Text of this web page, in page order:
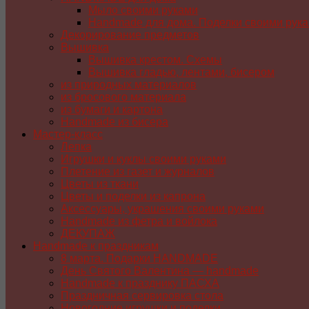
Мыло своими руками
Handmade для дома. Поделки своими
Декорирование предметов
Вышивка
Вышивка крестом. Схемы
Вышивка гладью, лентами, бисером
из природных материалов
из бросового материала
из бумаги и картона
Handmade из бисера
Мастер-класс
Лепка
Игрушки и куклы своими руками
Плетение из газет и журналов
Цветы из ткани
Цветы и поделки из капрона
Аксессуары, украшения своими руками
Handmade из фетра и войлока
ДЕКУПАЖ
Handmade к праздникам
8 марта. Подарки HANDMADE
День Святого Валентина — handmade
Handmade к празднику ПАСХA
Праздничная сервировка стола